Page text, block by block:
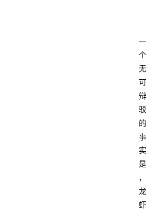
一
个
无
可
辩
驳
的
事
实
是
，
龙
虾